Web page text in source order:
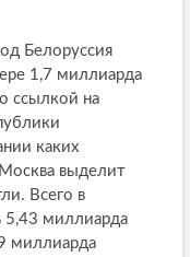
Белоруссия
1,7 миллиарда
ссылкой на
каких
выделит
Всего в
5,43 миллиарда
миллиарда